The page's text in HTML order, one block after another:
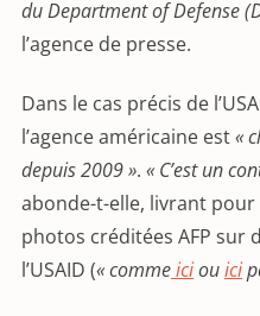
du Department of Defense
l’agence de presse.
Dans le cas précis de
l’agence américaine est«
depuis 2009 ». « C’est un
abonde-t-elle, livrant pour
photos créditées AFP sur
l’USAID (« commeiciouici